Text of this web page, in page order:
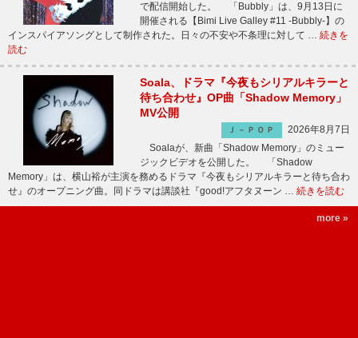
で配信開始した。 「Bubbly」は、9月13日に
開催される【Bimi Live Galley #11 -Bubbly-】の
インスパイアソングとして制作された。日々の不安や不条理に対して … 続きを
読む
Soala、ドラマ『今夜もシリアルキラーと
待ち合わせ』OP曲「Shadow Memory」
MV公開
Ｊ－ＰＯＰ
2026年8月7日
Soalaが、新曲「Shadow Memory」のミュー
ジックビデオを公開した。 「Shadow
Memory」は、横山裕が主演を務めるドラマ『今夜もシリアルキラーと待ち合わ
せ』のオープニング曲。同ドラマは講談社『good!アフタヌーン … 続きを読む
more »